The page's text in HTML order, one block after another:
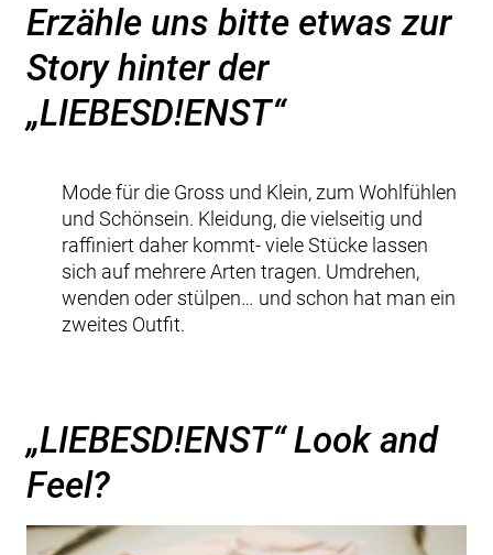
Erzähle uns bitte etwas zur
Story hinter der
„LIEBESD!ENST“
Mode für die Gross und Klein, zum Wohlfühlen
und Schönsein. Kleidung, die vielseitig und
raffiniert daher kommt- viele Stücke lassen
sich auf mehrere Arten tragen. Umdrehen,
wenden oder stülpen… und schon hat man ein
zweites Outfit.
„LIEBESD!ENST“ Look and
Feel?